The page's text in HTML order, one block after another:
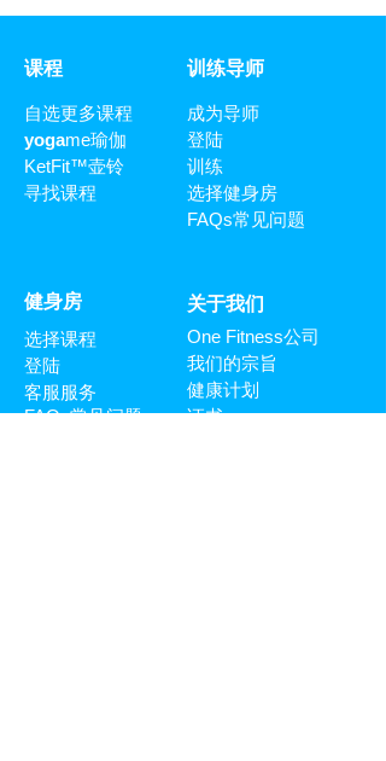
​课程
自选更多课程
yogame瑜伽
KetFit™壶铃
寻找课程
训练导师
成为导师
登陆
训练
选择健身房
FAQs常见问题
​健身房
选择课程
登陆
客服服务
FAQs常见问题
关于我们
One Fitness公司
我们的宗旨
健康计划
证书